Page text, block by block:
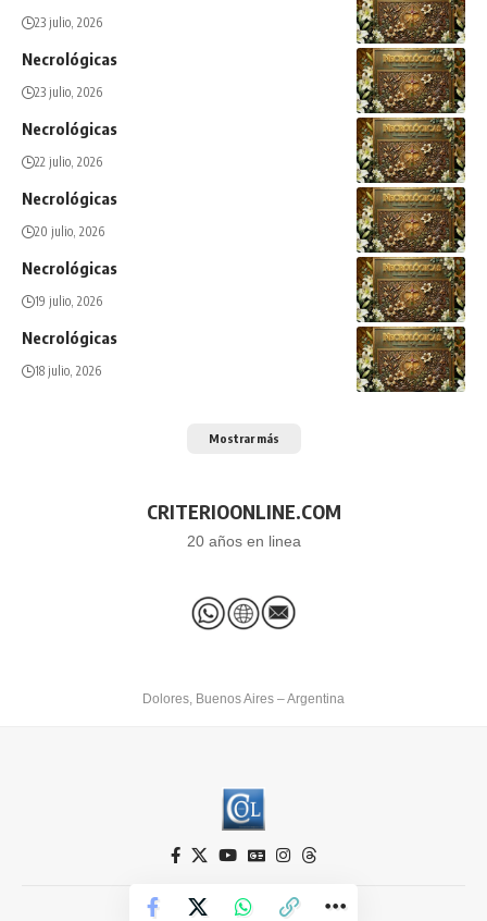
23 julio, 2026
Necrológicas
23 julio, 2026
Necrológicas
22 julio, 2026
Necrológicas
20 julio, 2026
Necrológicas
19 julio, 2026
Necrológicas
18 julio, 2026
Mostrar más
CRITERIOONLINE.COM
20 años en linea
Dolores, Buenos Aires – Argentina
Criterio Online © 2026